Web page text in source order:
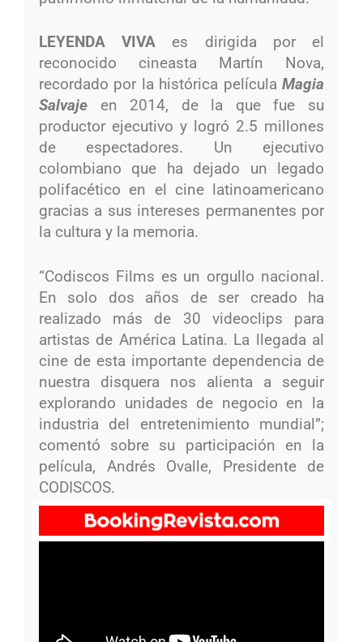
LEYENDA VIVA es dirigida por el
reconocido cineasta Martín Nova,
recordado por la histórica película Magia
Salvaje en 2014, de la que fue su
productor ejecutivo y logró 2.5 millones
de espectadores. Un ejecutivo
colombiano que ha dejado un legado
polifacético en el cine latinoamericano
gracias a sus intereses permanentes por
la cultura y la memoria.
“Codiscos Films es un orgullo nacional.
En solo dos años de ser creado ha
realizado más de 30 videoclips para
artistas de América Latina. La llegada al
cine de esta importante dependencia de
nuestra disquera nos alienta a seguir
explorando unidades de negocio en la
industria del entretenimiento mundial”;
comentó sobre su participación en la
película, Andrés Ovalle, Presidente de
CODISCOS.